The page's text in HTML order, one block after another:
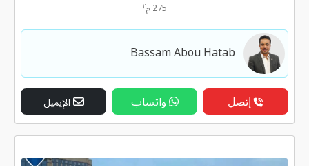
275 م ٢
Bassam Abou Hatab
إتصل واتساب الإيميل